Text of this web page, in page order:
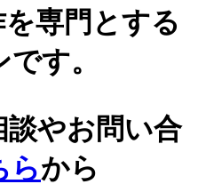
専門とする
す。
やお問い合
らから